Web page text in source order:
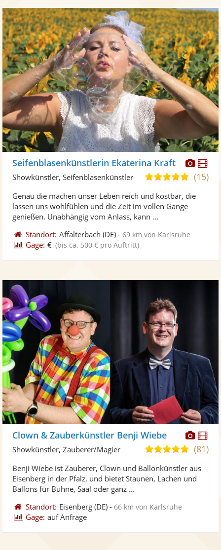
Fotos
Seifenblasenkünstlerin Ekaterina Kraft
5,0
5
(15)
Showkünstler, Seifenblasenkünstler
Genau die machen unser Leben reich und kostbar, die
lassen uns wohlfühlen und die Zeit im vollen Gange
genießen. Unabhängig vom Anlass, kann ...
Standort: Affalterbach (DE) -69 km von Karlsruhe
Gage: € (bis ca. 500 € pro Auftritt)
Fotos
Clown & Zauberkünstler Benji Wiebe
5,0
5
(81)
Showkünstler, Zauberer/Magier
Benji Wiebe ist Zauberer, Clown und Ballonkünstler aus
Eisenberg in der Pfalz, und bietet Staunen, Lachen und
Ballons für Bühne, Saal oder ganz ...
Standort: Eisenberg (DE) -66 km von Karlsruhe
Gage: auf Anfrage